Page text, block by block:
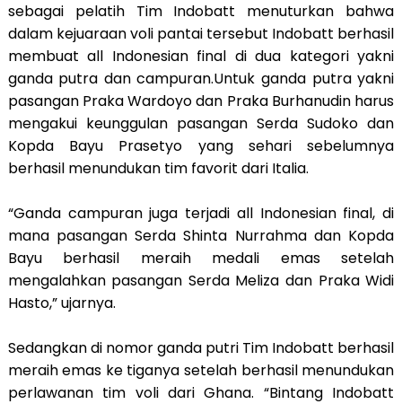
sebagai pelatih Tim Indobatt menuturkan bahwa
dalam kejuaraan voli pantai tersebut Indobatt berhasil
membuat all Indonesian final di dua kategori yakni
ganda putra dan campuran.Untuk ganda putra yakni
pasangan Praka Wardoyo dan Praka Burhanudin harus
mengakui keunggulan pasangan Serda Sudoko dan
Kopda Bayu Prasetyo yang sehari sebelumnya
berhasil menundukan tim favorit dari Italia.
“Ganda campuran juga terjadi all Indonesian final, di
mana pasangan Serda Shinta Nurrahma dan Kopda
Bayu berhasil meraih medali emas setelah
mengalahkan pasangan Serda Meliza dan Praka Widi
Hasto,” ujarnya.
Sedangkan di nomor ganda putri Tim Indobatt berhasil
meraih emas ke tiganya setelah berhasil menundukan
perlawanan tim voli dari Ghana. “Bintang Indobatt